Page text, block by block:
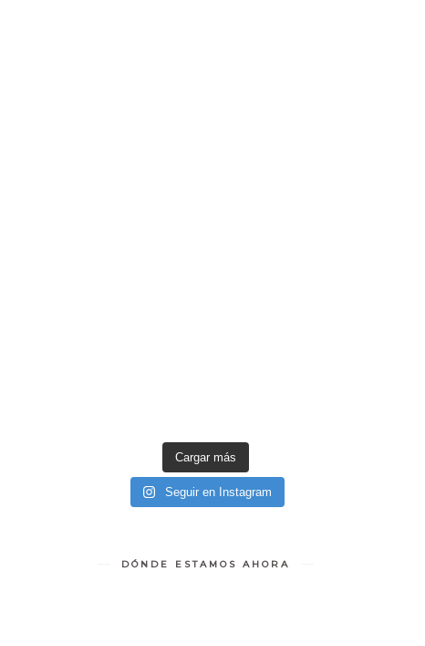
Cargar más
Seguir en Instagram
DÓNDE ESTAMOS AHORA